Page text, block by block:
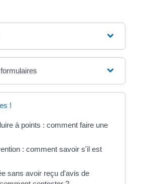
!
à points : comment faire une
: comment savoir s'il est
sans avoir reçu d'avis de